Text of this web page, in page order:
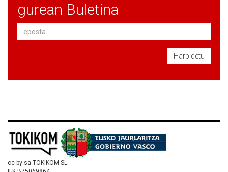
gurean Buletina
Harpidetu
cc-by-sa TOKIKOM SL.